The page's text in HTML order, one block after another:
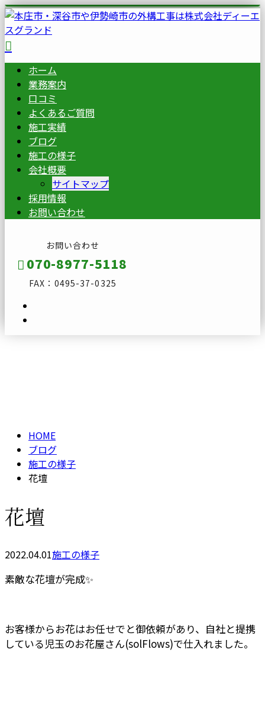
ホーム
業務案内
口コミ
よくあるご質問
施工実績
ブログ
施工の様子
会社概要
サイトマップ
採用情報
お問い合わせ
お問い合わせ
070-8977-5118
FAX：0495-37-0325
HOME
ブログ
施工の様子
花壇
花壇
2022.04.01施工の様子
素敵な花壇が完成✨
お客様からお花はお任せでと御依頼があり、自社と提携
している児玉のお花屋さん(solFlows)で仕入れました。